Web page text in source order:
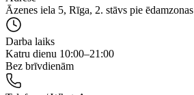
Āzenes iela 5, Rīga, 2. stāvs pie ēdamzonas
Darba laiks
Katru dienu 10:00–21:00
Bez brīvdienām